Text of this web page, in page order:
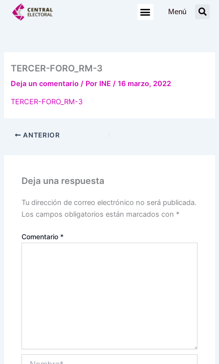
Menú
TERCER-FORO_RM-3
Deja un comentario / Por INE/16 marzo, 2022
TERCER-FORO_RM-3
ANTERIOR
Deja una respuesta
Tu dirección de correo electrónico no será publicada.
Los campos obligatorios están marcados con *
Comentario *